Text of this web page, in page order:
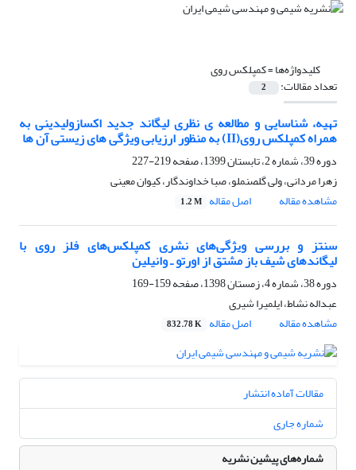
کلیدواژه‌ها =کمپلکس روی
تعداد مقالات: 2
تهیه، شناسایی و مطالعه ی نظری لیگاند جدید اکسازولیدینی به
همراه کمپلکس روی(II) به منظور ارزیابی ویژگی های زیستی آن ها
دوره 39، شماره 2، تابستان 1399، صفحه
219-227
زهرا مردانی، ولی گلصنملو، صبا خداوندگار، کیوان معینی
مشاهده مقاله
اصل مقاله 1.2 M
سنتز و بررسی ویژگی‌های نشری کمپلکس‌های فلز روی با
لیگاندهای شیف باز مشتق از اورتو ـ وانیلین
دوره 38، شماره 4، زمستان 1398، صفحه
159-169
عبداله نشاط، ایلمیرا شیری
مشاهده مقاله
اصل مقاله 832.78 K
مقالات آماده انتشار
شماره جاری
شماره‌های پیشین نشریه